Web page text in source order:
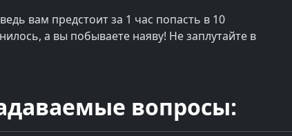
вам предстоит за 1 час попасть в 10
а вы побываете наяву! Не заплутайте в
вопросы: